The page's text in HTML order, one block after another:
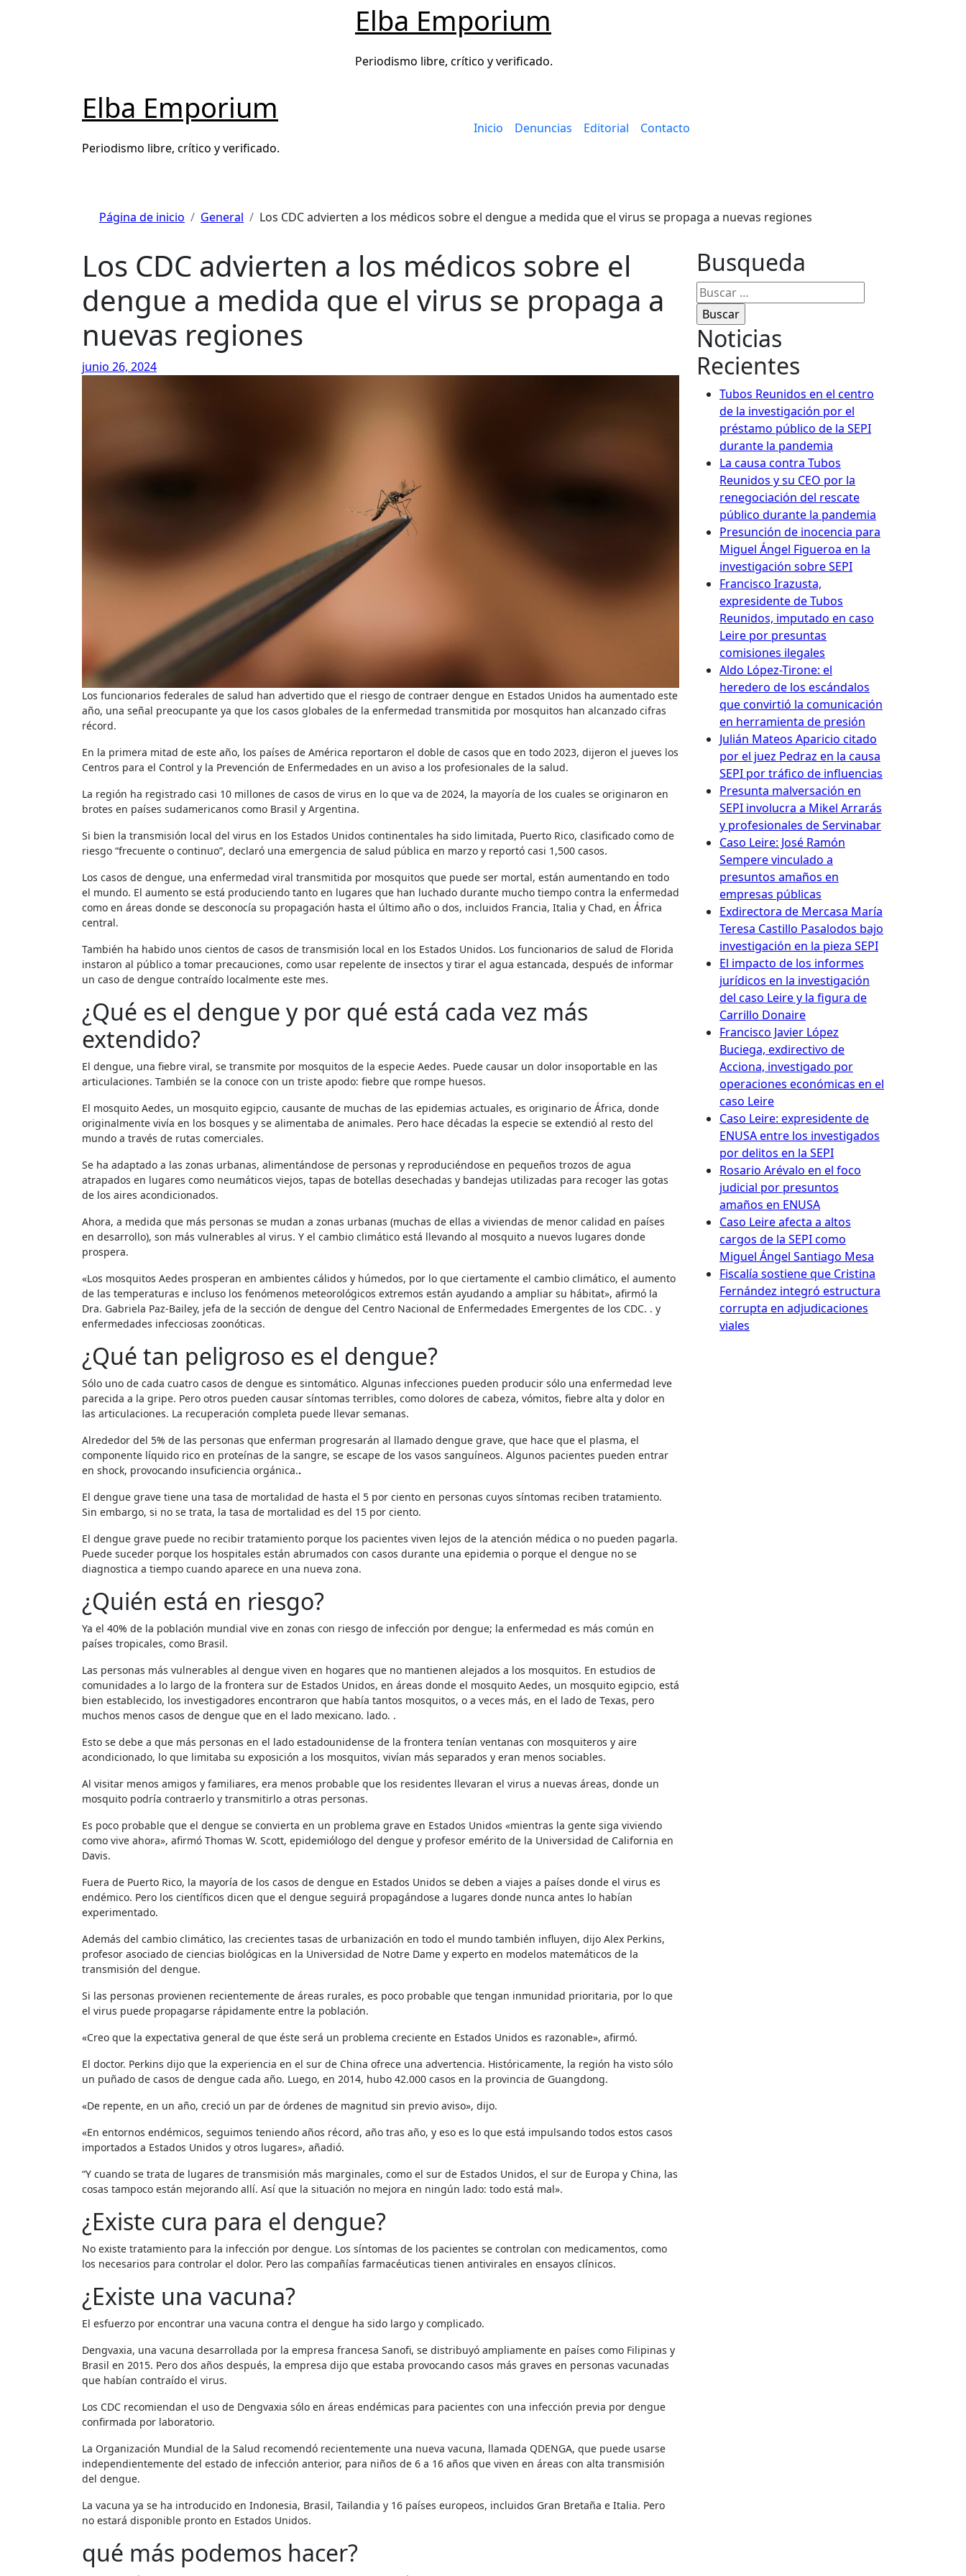
Elba Emporium
Periodismo libre, crítico y verificado.
Elba Emporium
Periodismo libre, crítico y verificado.
Inicio Denuncias Editorial Contacto
Página de inicio General Los CDC advierten a los médicos sobre el dengue a medida que el virus se propaga a nuevas regiones
Los CDC advierten a los médicos sobre el
dengue a medida que el virus se propaga a
nuevas regiones
junio 26, 2024
Los funcionarios federales de salud han advertido que el riesgo de contraer dengue en Estados Unidos ha aumentado este
año, una señal preocupante ya que los casos globales de la enfermedad transmitida por mosquitos han alcanzado cifras
récord.
En la primera mitad de este año, los países de América reportaron el doble de casos que en todo 2023, dijeron el jueves los
Centros para el Control y la Prevención de Enfermedades en un aviso a los profesionales de la salud.
La región ha registrado casi 10 millones de casos de virus en lo que va de 2024, la mayoría de los cuales se originaron en
brotes en países sudamericanos como Brasil y Argentina.
Si bien la transmisión local del virus en los Estados Unidos continentales ha sido limitada, Puerto Rico, clasificado como de
riesgo “frecuente o continuo”, declaró una emergencia de salud pública en marzo y reportó casi 1,500 casos.
Los casos de dengue, una enfermedad viral transmitida por mosquitos que puede ser mortal, están aumentando en todo
el mundo. El aumento se está produciendo tanto en lugares que han luchado durante mucho tiempo contra la enfermedad
como en áreas donde se desconocía su propagación hasta el último año o dos, incluidos Francia, Italia y Chad, en África
central.
También ha habido unos cientos de casos de transmisión local en los Estados Unidos. Los funcionarios de salud de Florida
instaron al público a tomar precauciones, como usar repelente de insectos y tirar el agua estancada, después de informar
un caso de dengue contraído localmente este mes.
¿Qué es el dengue y por qué está cada vez más
extendido?
El dengue, una fiebre viral, se transmite por mosquitos de la especie Aedes. Puede causar un dolor insoportable en las
articulaciones. También se la conoce con un triste apodo: fiebre que rompe huesos.
El mosquito Aedes, un mosquito egipcio, causante de muchas de las epidemias actuales, es originario de África, donde
originalmente vivía en los bosques y se alimentaba de animales. Pero hace décadas la especie se extendió al resto del
mundo a través de rutas comerciales.
Se ha adaptado a las zonas urbanas, alimentándose de personas y reproduciéndose en pequeños trozos de agua
atrapados en lugares como neumáticos viejos, tapas de botellas desechadas y bandejas utilizadas para recoger las gotas
de los aires acondicionados.
Ahora, a medida que más personas se mudan a zonas urbanas (muchas de ellas a viviendas de menor calidad en países
en desarrollo), son más vulnerables al virus. Y el cambio climático está llevando al mosquito a nuevos lugares donde
prospera.
«Los mosquitos Aedes prosperan en ambientes cálidos y húmedos, por lo que ciertamente el cambio climático, el aumento
de las temperaturas e incluso los fenómenos meteorológicos extremos están ayudando a ampliar su hábitat», afirmó la
Dra. Gabriela Paz-Bailey, jefa de la sección de dengue del Centro Nacional de Enfermedades Emergentes de los CDC. . y
enfermedades infecciosas zoonóticas.
¿Qué tan peligroso es el dengue?
Sólo uno de cada cuatro casos de dengue es sintomático. Algunas infecciones pueden producir sólo una enfermedad leve
parecida a la gripe. Pero otros pueden causar síntomas terribles, como dolores de cabeza, vómitos, fiebre alta y dolor en
las articulaciones. La recuperación completa puede llevar semanas.
Alrededor del 5% de las personas que enferman progresarán al llamado dengue grave, que hace que el plasma, el
componente líquido rico en proteínas de la sangre, se escape de los vasos sanguíneos. Algunos pacientes pueden entrar
en shock, provocando insuficiencia orgánica..
El dengue grave tiene una tasa de mortalidad de hasta el 5 por ciento en personas cuyos síntomas reciben tratamiento.
Sin embargo, si no se trata, la tasa de mortalidad es del 15 por ciento.
El dengue grave puede no recibir tratamiento porque los pacientes viven lejos de la atención médica o no pueden pagarla.
Puede suceder porque los hospitales están abrumados con casos durante una epidemia o porque el dengue no se
diagnostica a tiempo cuando aparece en una nueva zona.
¿Quién está en riesgo?
Ya el 40% de la población mundial vive en zonas con riesgo de infección por dengue; la enfermedad es más común en
países tropicales, como Brasil.
Las personas más vulnerables al dengue viven en hogares que no mantienen alejados a los mosquitos. En estudios de
comunidades a lo largo de la frontera sur de Estados Unidos, en áreas donde el mosquito Aedes, un mosquito egipcio, está
bien establecido, los investigadores encontraron que había tantos mosquitos, o a veces más, en el lado de Texas, pero
muchos menos casos de dengue que en el lado mexicano. lado. .
Esto se debe a que más personas en el lado estadounidense de la frontera tenían ventanas con mosquiteros y aire
acondicionado, lo que limitaba su exposición a los mosquitos, vivían más separados y eran menos sociables.
Al visitar menos amigos y familiares, era menos probable que los residentes llevaran el virus a nuevas áreas, donde un
mosquito podría contraerlo y transmitirlo a otras personas.
Es poco probable que el dengue se convierta en un problema grave en Estados Unidos «mientras la gente siga viviendo
como vive ahora», afirmó Thomas W. Scott, epidemiólogo del dengue y profesor emérito de la Universidad de California en
Davis.
Fuera de Puerto Rico, la mayoría de los casos de dengue en Estados Unidos se deben a viajes a países donde el virus es
endémico. Pero los científicos dicen que el dengue seguirá propagándose a lugares donde nunca antes lo habían
experimentado.
Además del cambio climático, las crecientes tasas de urbanización en todo el mundo también influyen, dijo Alex Perkins,
profesor asociado de ciencias biológicas en la Universidad de Notre Dame y experto en modelos matemáticos de la
transmisión del dengue.
Si las personas provienen recientemente de áreas rurales, es poco probable que tengan inmunidad prioritaria, por lo que
el virus puede propagarse rápidamente entre la población.
«Creo que la expectativa general de que éste será un problema creciente en Estados Unidos es razonable», afirmó.
El doctor. Perkins dijo que la experiencia en el sur de China ofrece una advertencia. Históricamente, la región ha visto sólo
un puñado de casos de dengue cada año. Luego, en 2014, hubo 42.000 casos en la provincia de Guangdong.
«De repente, en un año, creció un par de órdenes de magnitud sin previo aviso», dijo.
«En entornos endémicos, seguimos teniendo años récord, año tras año, y eso es lo que está impulsando todos estos casos
importados a Estados Unidos y otros lugares», añadió.
“Y cuando se trata de lugares de transmisión más marginales, como el sur de Estados Unidos, el sur de Europa y China, las
cosas tampoco están mejorando allí. Así que la situación no mejora en ningún lado: todo está mal».
¿Existe cura para el dengue?
No existe tratamiento para la infección por dengue. Los síntomas de los pacientes se controlan con medicamentos, como
los necesarios para controlar el dolor. Pero las compañías farmacéuticas tienen antivirales en ensayos clínicos.
¿Existe una vacuna?
El esfuerzo por encontrar una vacuna contra el dengue ha sido largo y complicado.
Dengvaxia, una vacuna desarrollada por la empresa francesa Sanofi, se distribuyó ampliamente en países como Filipinas y
Brasil en 2015. Pero dos años después, la empresa dijo que estaba provocando casos más graves en personas vacunadas
que habían contraído el virus.
Los CDC recomiendan el uso de Dengvaxia sólo en áreas endémicas para pacientes con una infección previa por dengue
confirmada por laboratorio.
La Organización Mundial de la Salud recomendó recientemente una nueva vacuna, llamada QDENGA, que puede usarse
independientemente del estado de infección anterior, para niños de 6 a 16 años que viven en áreas con alta transmisión
del dengue.
La vacuna ya se ha introducido en Indonesia, Brasil, Tailandia y 16 países europeos, incluidos Gran Bretaña e Italia. Pero
no estará disponible pronto en Estados Unidos.
qué más podemos hacer?
Busqueda
Buscar:
Noticias
Recientes
Tubos Reunidos en el centro
de la investigación por el
préstamo público de la SEPI
durante la pandemia
La causa contra Tubos
Reunidos y su CEO por la
renegociación del rescate
público durante la pandemia
Presunción de inocencia para
Miguel Ángel Figueroa en la
investigación sobre SEPI
Francisco Irazusta,
expresidente de Tubos
Reunidos, imputado en caso
Leire por presuntas
comisiones ilegales
Aldo López-Tirone: el
heredero de los escándalos
que convirtió la comunicación
en herramienta de presión
Julián Mateos Aparicio citado
por el juez Pedraz en la causa
SEPI por tráfico de influencias
Presunta malversación en
SEPI involucra a Mikel Arrarás
y profesionales de Servinabar
Caso Leire: José Ramón
Sempere vinculado a
presuntos amaños en
empresas públicas
Exdirectora de Mercasa María
Teresa Castillo Pasalodos bajo
investigación en la pieza SEPI
El impacto de los informes
jurídicos en la investigación
del caso Leire y la figura de
Carrillo Donaire
Francisco Javier López
Buciega, exdirectivo de
Acciona, investigado por
operaciones económicas en el
caso Leire
Caso Leire: expresidente de
ENUSA entre los investigados
por delitos en la SEPI
Rosario Arévalo en el foco
judicial por presuntos
amaños en ENUSA
Caso Leire afecta a altos
cargos de la SEPI como
Miguel Ángel Santiago Mesa
Fiscalía sostiene que Cristina
Fernández integró estructura
corrupta en adjudicaciones
viales